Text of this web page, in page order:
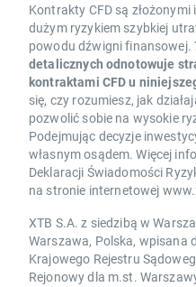
Kontrakty CFD są
dużym ryzykiem szybkiej
powodu dźwigni finansowej.
detalicznych odnotowuje
kontraktami CFD u
się, czy rozumiesz, jak
pozwolić sobie na wysokie
Podejmując decyzje
własnym osądem. Więcej
Deklaracji Świadomości
na stronie internetowej
XTB S.A. z siedzibą w
Warszawa, Polska, wpisana
Krajowego Rejestru
Rejonowy dla m.st.